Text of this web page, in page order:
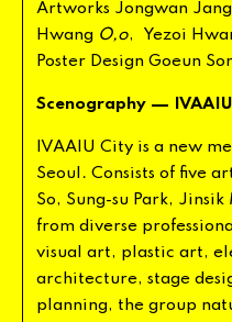
Artworks Jongwan Jang
Hwang O,o, Yezoi
Poster Design Goeun
Scenography — IVAAIU
IVAAIU City is a new
Seoul. Consists of five
So, Sung-su Park, Jinsik
from diverse
visual art, plastic art,
architecture, stage
planning, the group